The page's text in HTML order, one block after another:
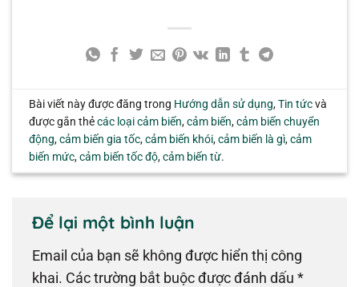
Bài viết này được đăng trong Hướng dẫn sử dụng,Tin tứcvà
được gắn thẻcác loại cảm biến,cảm biến,cảm biến chuyển
động,cảm biến gia tốc,cảm biến khói,cảm biến là gì,cảm
biến mức,cảm biến tốc độ,cảm biến từ.
Để lại một bình luận
Email của bạn sẽ không được hiển thị công
khai. Các trường bắt buộc được đánh dấu *